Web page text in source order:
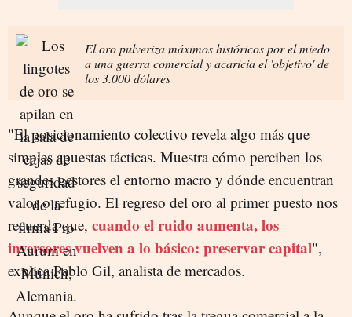
El oro pulveriza máximos históricos por el miedo
a una guerra comercial y acaricia el 'objetivo' de
los 3.000 dólares
"El posicionamiento colectivo revela algo más que
simples apuestas tácticas. Muestra cómo perciben los
grandes gestores el entorno macro y dónde encuentran
valor o refugio. El regreso del oro al primer puesto nos
recuerda que, cuando el ruido aumenta, los
inversores vuelven a lo básico: preservar capital",
explica Pablo Gil, analista de mercados.